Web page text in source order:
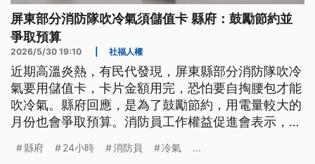
屏東部分消防隊吹冷氣須儲值卡 縣府：鼓勵節約並
爭取預算
2026/5/30 19:10 社福人權
近期高溫炎熱，有民代發現，屏東縣部分消防隊吹冷
氣要用儲值卡，卡片金額用完，恐怕要自掏腰包才能
吹冷氣。縣府回應，是為了鼓勵節約，用電量較大的
月份也會爭取預算。消防員工作權益促進會表示，很
縣府 24小時 消防員 冷氣 ...